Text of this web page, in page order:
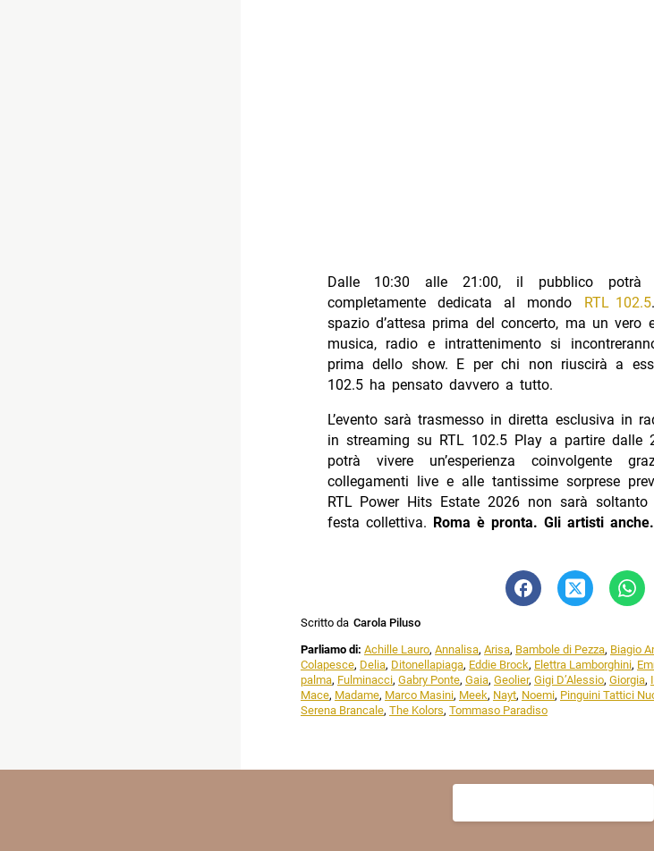
Dalle 10:30 alle 21:00, il pubblico potrà
completamente dedicata al mondo
RTL 102.5
spazio d’attesa prima del concerto, ma un vero
musica, radio e intrattenimento si
prima dello show. E per chi non riuscirà a
102.5 ha pensato davvero a tutto.
L’evento sarà trasmesso in diretta esclusiva in
in streaming su RTL 102.5 Play a partire dalle
potrà vivere un’esperienza coinvolgente
collegamenti live e alle tantissime sorprese
RTL Power Hits Estate 2026 non sarà
festa collettiva. Roma è pronta. Gli artisti
Scritto da Carola Piluso
Parliamo di: Achille Lauro, Annalisa, Arisa, Bambole di Pezza, Biagio
Colapesce, Delia, Ditonellapiaga, Eddie Brock, Elettra Lamborghini,
palma, Fulminacci, Gabry Ponte, Gaia, Geolier, Gigi D’Alessio, Giorgia,
Mace, Madame, Marco Masini, Meek, Nayt, Noemi, Pinguini Tattici
Serena Brancale, The Kolors, Tommaso Paradiso
Ricerca